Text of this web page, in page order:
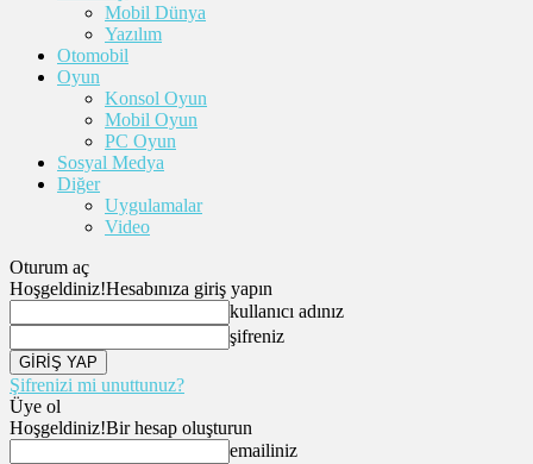
Mobil Dünya
Yazılım
Otomobil
Oyun
Konsol Oyun
Mobil Oyun
PC Oyun
Sosyal Medya
Diğer
Uygulamalar
Video
Oturum aç
Hoşgeldiniz!Hesabınıza giriş yapın
kullanıcı adınız
şifreniz
Şifrenizi mi unuttunuz?
Üye ol
Hoşgeldiniz!Bir hesap oluşturun
emailiniz